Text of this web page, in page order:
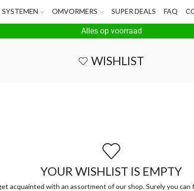
SYSTEMEN OMVORMERS SUPER DEALS FAQ
Alles op voorraad
WISHLIST
YOUR WISHLIST IS EMPTY
acquainted with an assortment of our shop. Surely you